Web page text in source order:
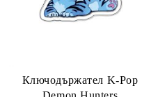
Ключодържател K-Pop